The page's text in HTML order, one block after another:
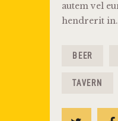
autem vel
hendrerit in.
BEER
TAVERN